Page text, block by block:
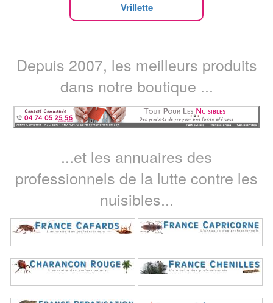
Vrillette
Depuis 2007, les meilleurs produits
dans notre boutique ...
...et les annuaires des
professionnels de la lutte contre les
nuisibles...